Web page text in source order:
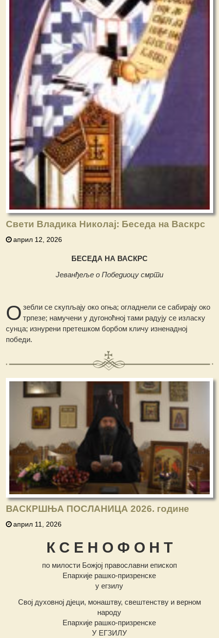
Свети Владика Николај: Беседа на Васкрс
април 12, 2026
БЕСЕДА НА ВАСКРС
Јеванђеље о Победиоцу смрти
О зебли се скупљају око огња; огладнели се сабирају око
трпезе; намучени у дугоноћној тами радују се изласку
сунца; изнурени претешком борбом кличу изненадној
победи.
ВАСКРШЊА ПОСЛАНИЦА 2026. године
април 11, 2026
К С Е Н О Ф О Н Т
по милости Божјој православни епископ
Епархије рашко-призренске
у егзилу
Свој духовној дјеци, монаштву, свештенству и верном
народу
Епархије рашко-призренске
У ЕГЗИЛУ